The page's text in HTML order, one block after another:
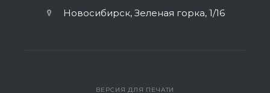
Новосибирск, Зеленая горка, 1/16
ВЕРСИЯ ДЛЯ ПЕЧАТИ